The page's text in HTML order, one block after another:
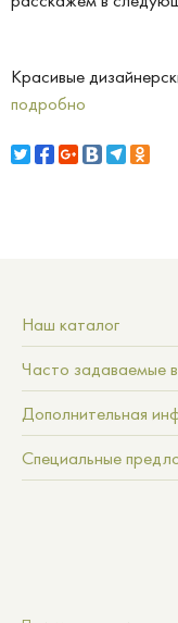
Красивые
подробно
Наш каталог
Часто задаваемые
Дополнительная
Специальные